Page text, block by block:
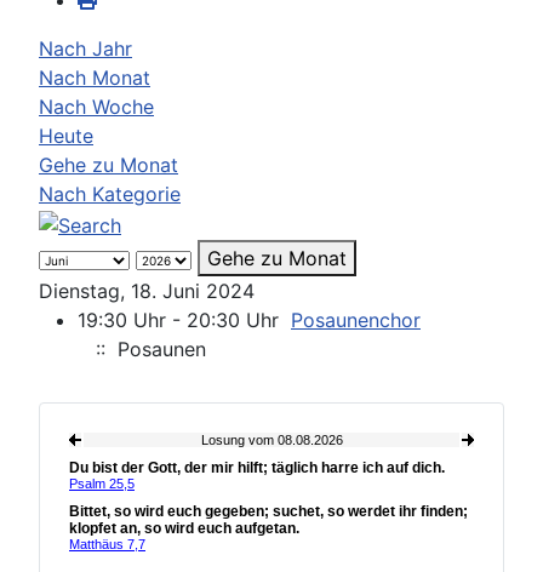
Nach Jahr
Nach Monat
Nach Woche
Heute
Gehe zu Monat
Nach Kategorie
Gehe zu Monat
Dienstag, 18. Juni 2024
19:30 Uhr - 20:30 Uhr Posaunenchor
:: Posaunen